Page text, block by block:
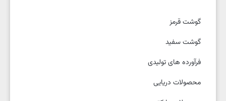
گوشت قرمز
گوشت سفید
فرآورده های تولیدی
محصولات دریایی